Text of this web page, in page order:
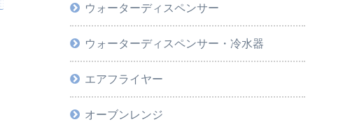
ウォーターディスペンサー
ウォーターディスペンサー・冷水器
エアフライヤー
オーブンレンジ